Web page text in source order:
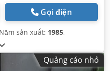
Gọi điện
sản xuất: 1985,
Quảng cáo nhỏ